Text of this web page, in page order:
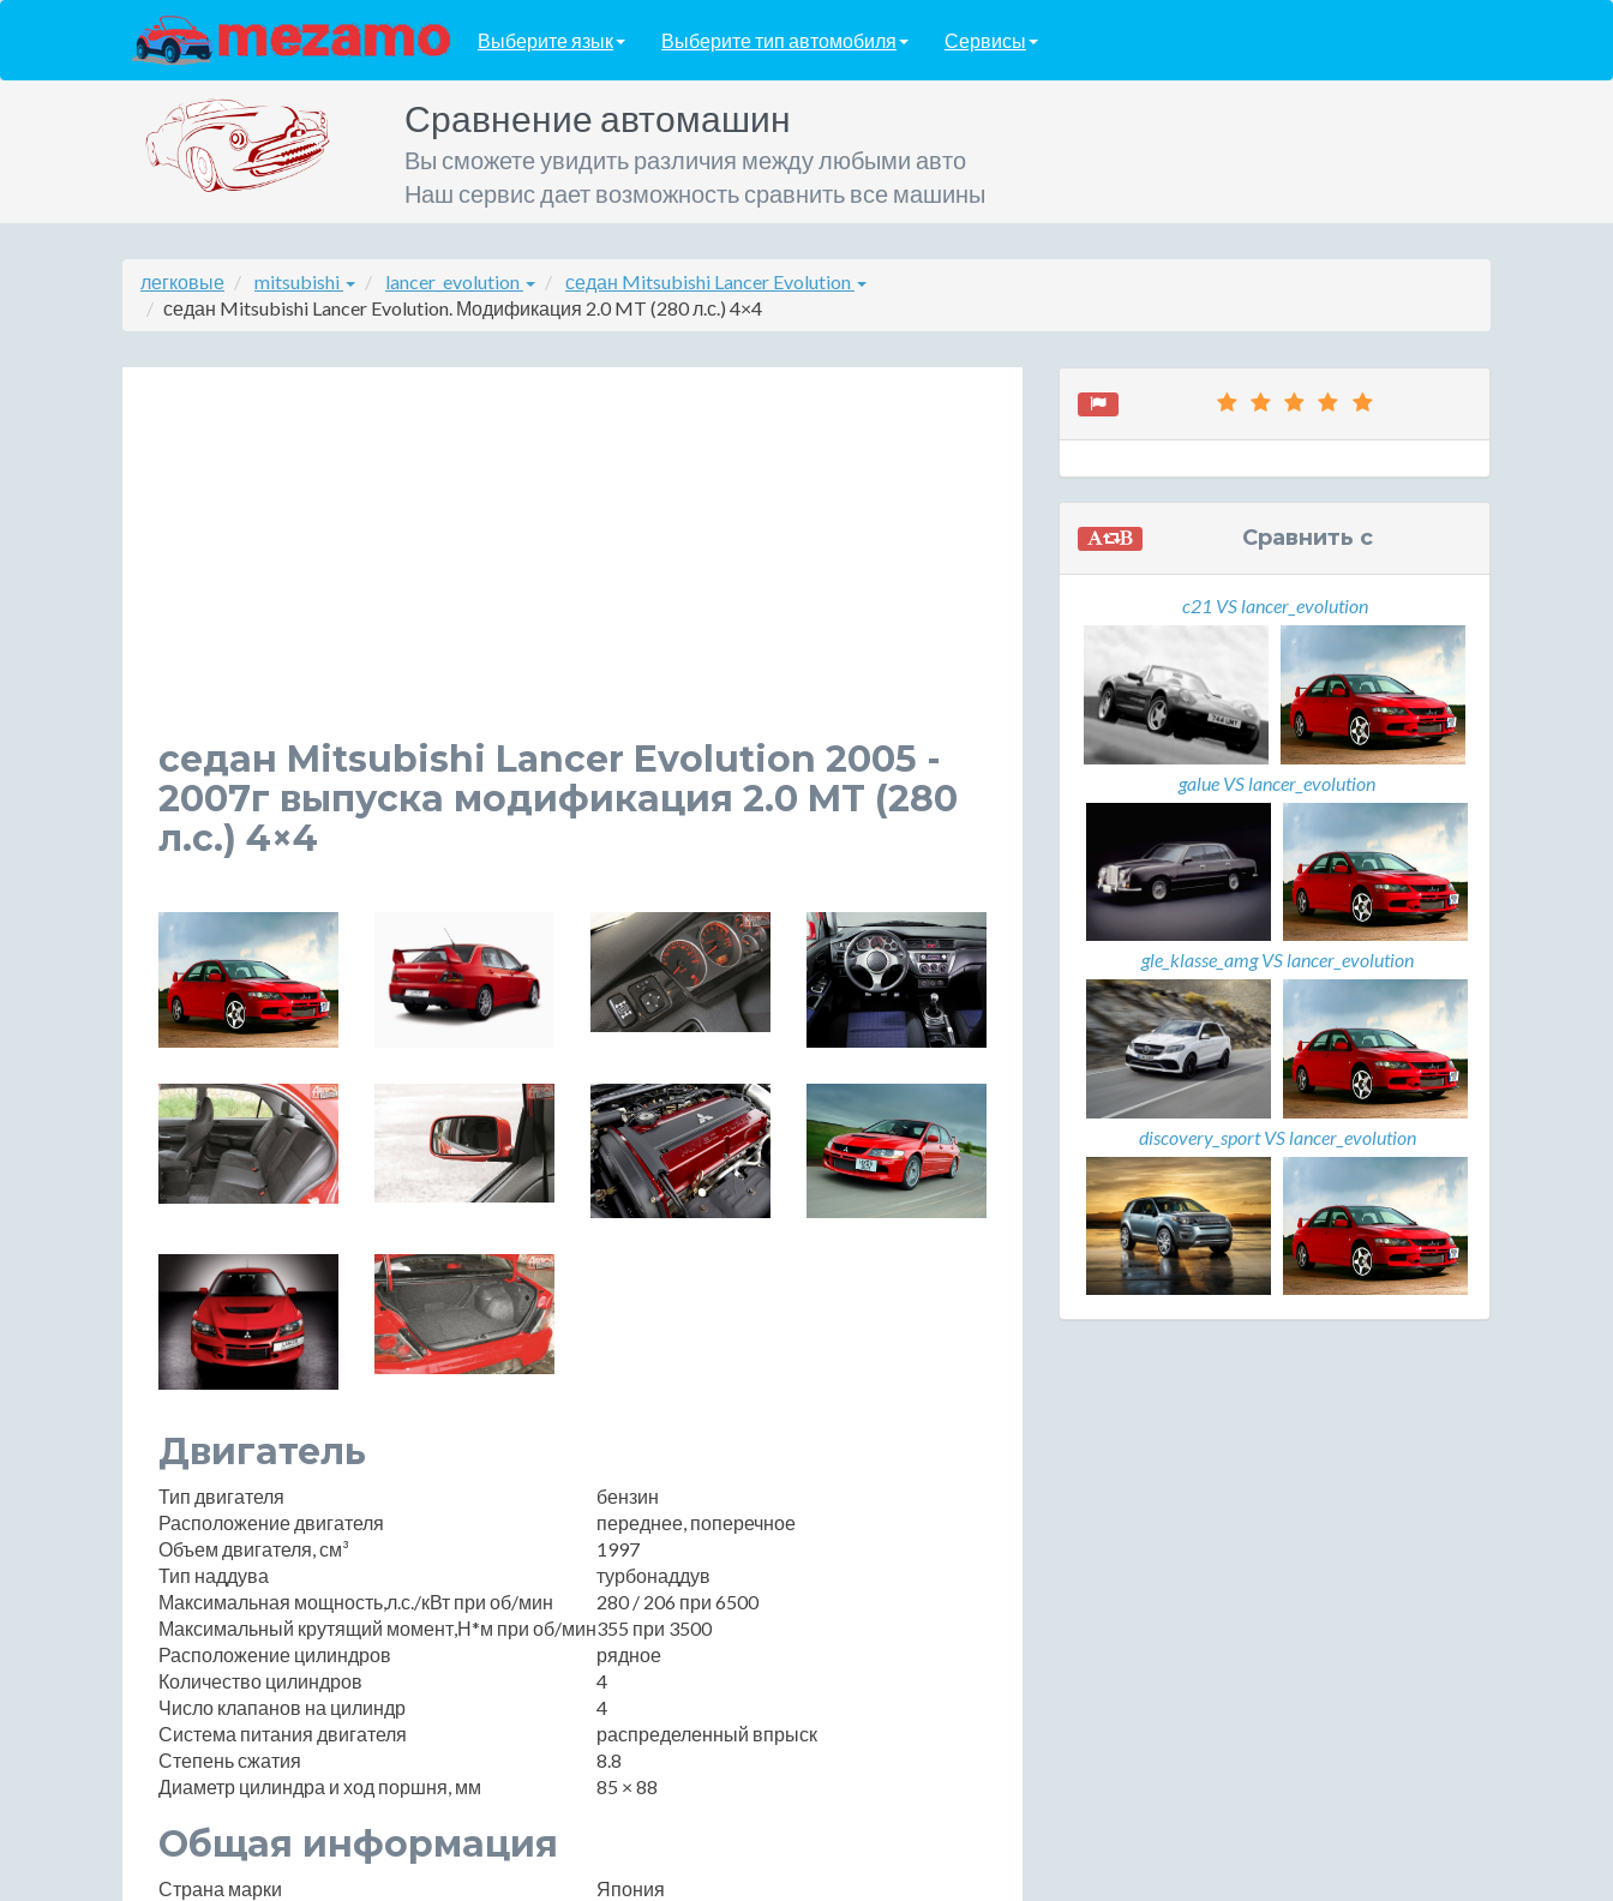
Выберите язык Выберите тип автомобиля Сервисы
Сравнение автомашин
Вы сможете увидить различия между любыми авто
Наш сервис дает возможность сравнить все машины
легковые mitsubishi lancer_evolution
седан Mitsubishi Lancer Evolution
седан Mitsubishi Lancer Evolution. Модификация 2.0 MT (280 л.с.) 4×4
седан Mitsubishi Lancer Evolution 2005 -
2007г выпуска модификация 2.0 MT (280
л.с.) 4×4
Двигатель
Тип двигателя
бензин
Расположение двигателя
переднее, поперечное
Объем двигателя, см³
1997
Тип наддува
турбонаддув
Максимальная мощность,л.с./кВт при об/мин
280 / 206 при 6500
Максимальный крутящий момент,Н*м при об/мин355 при 3500
Расположение цилиндров
рядное
Количество цилиндров
4
Число клапанов на цилиндр
4
Система питания двигателя
распределенный впрыск
Степень сжатия
8.8
Диаметр цилиндра и ход поршня, мм
85 × 88
Общая информация
Страна марки
Япония
Сравнить с
c21 VS lancer_evolution
galue VS lancer_evolution
gle_klasse_amg VS lancer_evolution
discovery_sport VS lancer_evolution